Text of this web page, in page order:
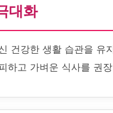
대화
건강한 생활 습관을 유
하고 가벼운 식사를 권